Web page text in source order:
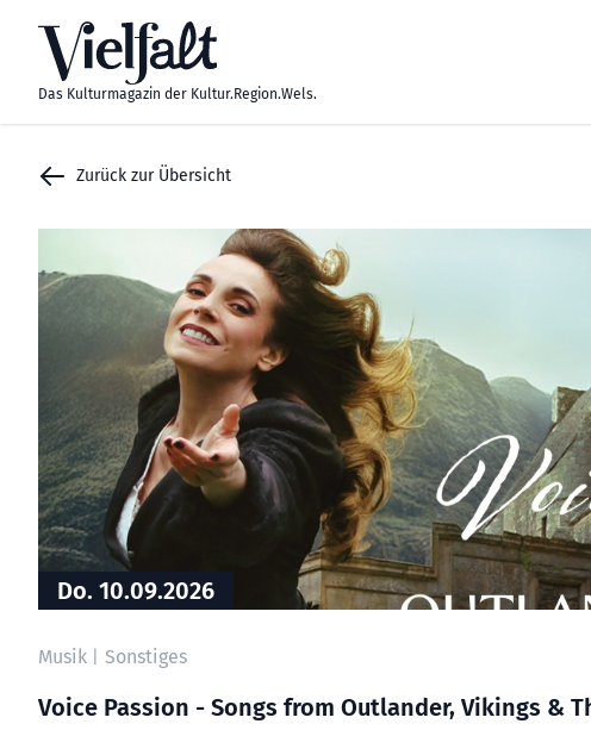
Das Kulturmagazin der Kultur.Region.Wels.
Zurück zur Übersicht
Do. 10.09.2026
Musik Sonstiges
Voice Passion - Songs from Outlander, Vikings &